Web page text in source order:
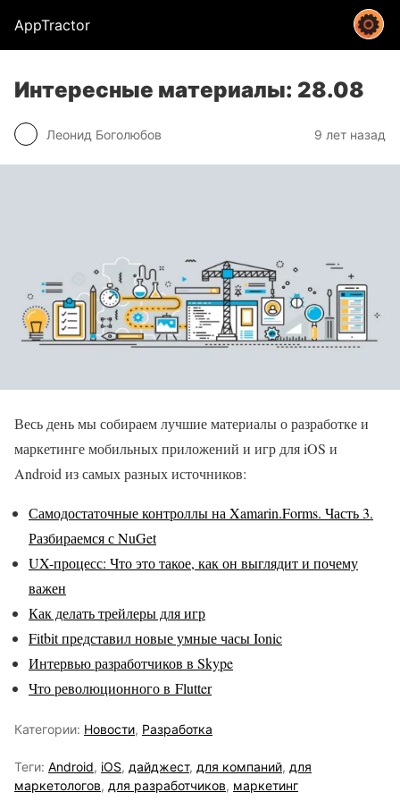
AppTractor
Интересные материалы: 28.08
Леонид Боголюбов 9 лет назад
Весь день мы собираем лучшие материалы о разработке и
маркетинге мобильных приложений и игр для iOS и
Android из самых разных источников:
Самодостаточные контроллы на Xamarin.Forms. Часть 3.
Разбираемся с NuGet
UX-процесс: Что это такое, как он выглядит и почему
важен
Как делать трейлеры для игр
Fitbit представил новые умные часы Ionic
Интервью разработчиков в Skype
Что революционного в Flutter
Категории: Новости, Разработка
Теги: Android, iOS, дайджест, для компаний, для
маркетологов, для разработчиков, маркетинг